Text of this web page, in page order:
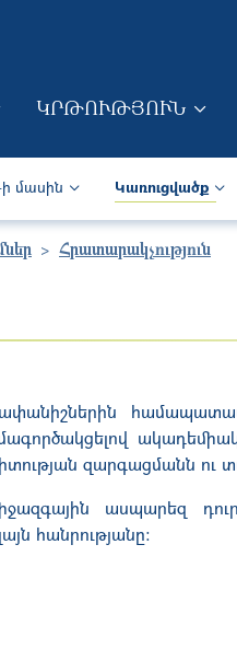
(ARM)
ԿՐԹՈՒԹՅՈՒՆ
մասին Կառուցվածք
Հրատարակչություն
զարգացմանն ու
ասպարեզ
հանրությանը: